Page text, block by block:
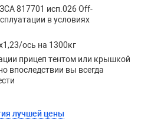
817701 исп.026 Off-
в условиях
ось на 1300кг
прицеп тентом или крышкой
впоследствии вы всегда
лучшей цены